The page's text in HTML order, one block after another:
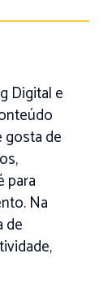
Digital e
gosta de
para
Na
de